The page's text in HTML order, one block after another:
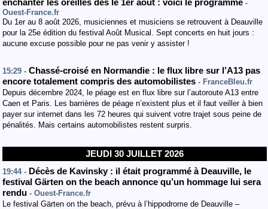
enchanter les oreilles dès le 1er août : voici le programme -
Ouest-France.fr
Du 1er au 8 août 2026, musiciennes et musiciens se retrouvent à Deauville
pour la 25e édition du festival Août Musical. Sept concerts en huit jours :
aucune excuse possible pour ne pas venir y assister !
15:29 - Chassé-croisé en Normandie : le flux libre sur l’A13 pas
encore totalement compris des automobilistes - FranceBleu.fr
Depuis décembre 2024, le péage est en flux libre sur l’autoroute A13 entre
Caen et Paris. Les barrières de péage n’existent plus et il faut veiller à bien
payer sur internet dans les 72 heures qui suivent votre trajet sous peine de
pénalités. Mais certains automobilistes restent surpris.
JEUDI 30 JUILLET 2026
19:44 - Décès de Kavinsky : il était programmé à Deauville, le
festival Gärten on the beach annonce qu’un hommage lui sera
rendu - Ouest-France.fr
Le festival Gärten on the beach, prévu à l’hippodrome de Deauville –